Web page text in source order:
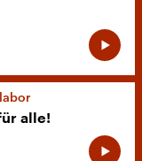
alle!